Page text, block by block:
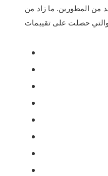
من المطورين. ما زاد من
حصلت على تقييمات